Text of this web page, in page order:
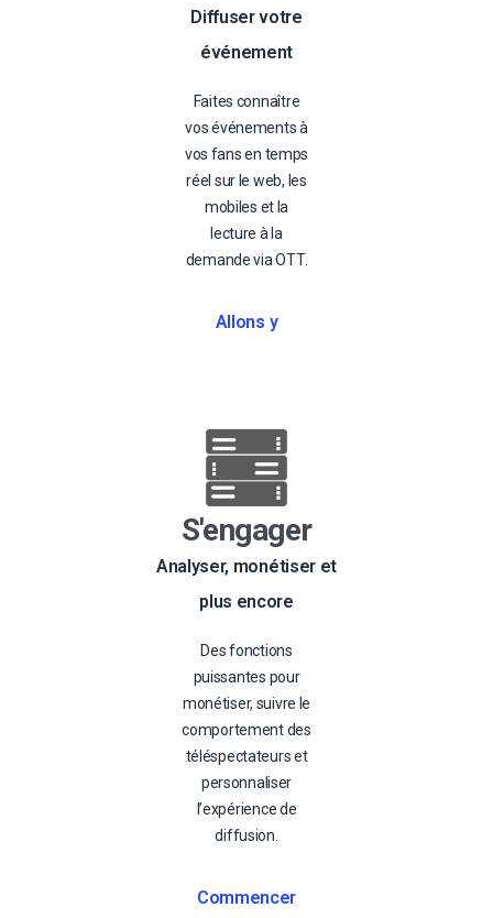
Diffuser votre
événement
Faites connaître
vos événements à
vos fans en temps
réel sur le web, les
mobiles et la
lecture à la
demande via OTT.
Allons y
S'engager
Analyser, monétiser et
plus encore
Des fonctions
puissantes pour
monétiser, suivre le
comportement des
téléspectateurs et
personnaliser
l’expérience de
diffusion.
Commencer